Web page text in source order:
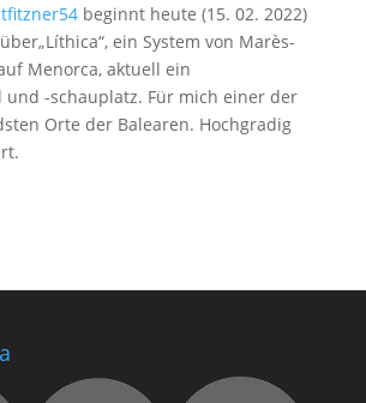
tfitzner54beginnt heute (15. 02. 2022)
ein System von Marès-
Menorca, aktuell ein
und -schauplatz. Für mich einer der
Orte der Balearen. Hochgradig